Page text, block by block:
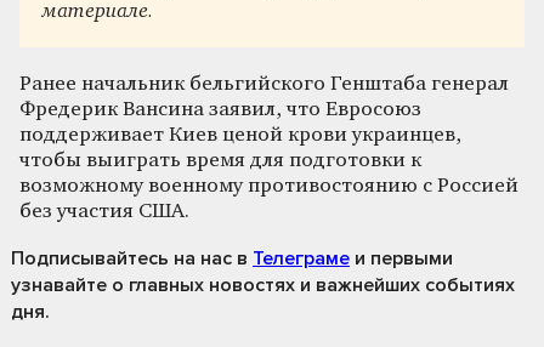
материале.
Ранее начальник бельгийского Генштаба генерал
Фредерик Вансина заявил, что Евросоюз
поддерживает Киев ценой крови украинцев,
чтобы выиграть время для подготовки к
возможному военному противостоянию с Россией
без участия США.
Подписывайтесь на нас в Телеграме и первыми
узнавайте о главных новостях и важнейших событиях
дня.